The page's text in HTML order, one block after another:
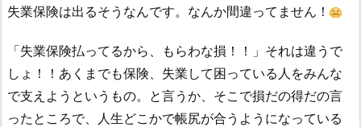
失業保険は出るそうなんです。なんか間違ってません！
「失業保険払ってるから、もらわな損！！」それは違うで
しょ！！あくまでも保険、失業して困っている人をみんな
で支えようというもの。と言うか、そこで損だの得だの言
ったところで、人生どこかで帳尻が合うようになっている